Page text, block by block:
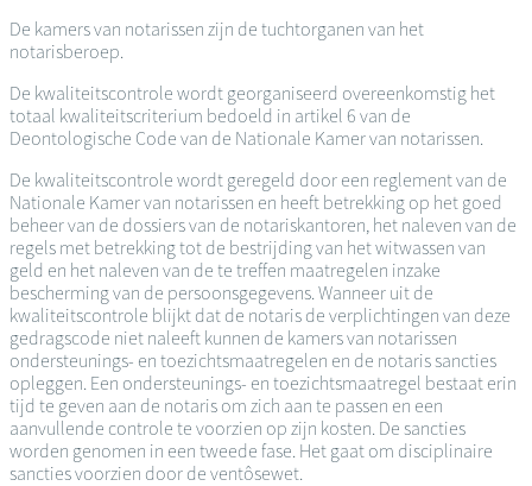
De kamers van notarissen zijn de tuchtorganen van het
notarisberoep.
De kwaliteitscontrole wordt georganiseerd overeenkomstig het
totaal kwaliteitscriterium bedoeld in artikel 6 van de
Deontologische Code van de Nationale Kamer van notarissen.
De kwaliteitscontrole wordt geregeld door een reglement van de
Nationale Kamer van notarissen en heeft betrekking op het goed
beheer van de dossiers van de notariskantoren, het naleven van de
regels met betrekking tot de bestrijding van het witwassen van
geld en het naleven van de te treffen maatregelen inzake
bescherming van de persoonsgegevens. Wanneer uit de
kwaliteitscontrole blijkt dat de notaris de verplichtingen van deze
gedragscode niet naleeft kunnen de kamers van notarissen
ondersteunings- en toezichtsmaatregelen en de notaris sancties
opleggen. Een ondersteunings- en toezichtsmaatregel bestaat erin
tijd te geven aan de notaris om zich aan te passen en een
aanvullende controle te voorzien op zijn kosten. De sancties
worden genomen in een tweede fase. Het gaat om disciplinaire
sancties voorzien door de ventôsewet.